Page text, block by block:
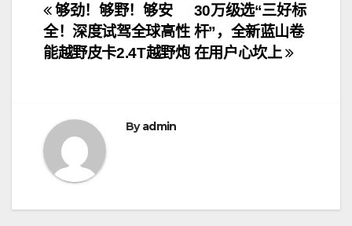
文
章
航
30万级选“三好标
杆”，全新蓝山卷
在用户心坎上
够劲！够野！够安
全！深度试驾全球高性
能越野皮卡2.4T越野炮
Byadmin